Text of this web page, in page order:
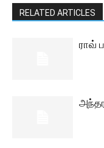
RELATED ARTICLES
ராவ்